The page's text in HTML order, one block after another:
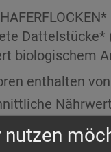
Dattelstücke*
biologischem
enthalten
nutzen